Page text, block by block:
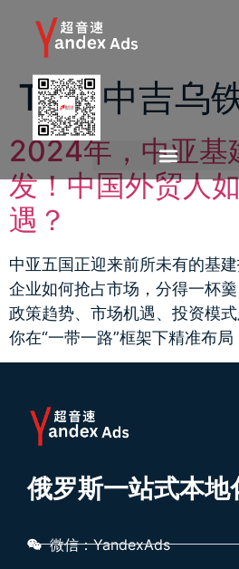
Tag: 中吉乌
2024年，中亚基
发！中国外贸人
遇？
中亚五国正迎来前所未有的基
企业如何抢占市场，分得一杯
政策趋势、市场机遇、投资模
你在“一带一路”框架下精准布局
俄罗斯一站式本地
微信：YandexAds